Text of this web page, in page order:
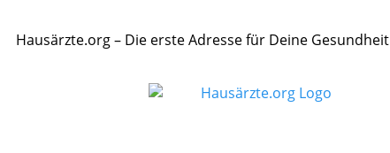
Hausärzte.org – Die erste Adresse für Deine Gesundheit